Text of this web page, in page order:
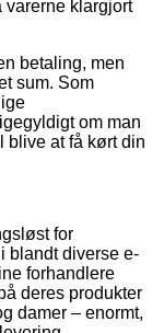
varerne klargjort
betaling, men
sum. Som
om man
blive at få kørt din
for
blandt diverse e-
forhandlere
deres produkter
damer – enormt,